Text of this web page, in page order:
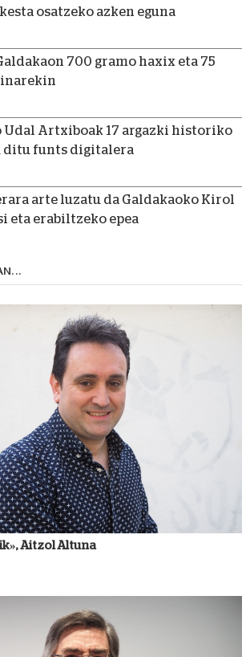
osatzeko azken eguna
700 gramo haxix eta 75
Udal Artxiboak 17 argazki historiko
ditu funts digitalera
arte luzatu da Galdakaoko Kirol
eta erabiltzeko epea
Aitzol Altuna